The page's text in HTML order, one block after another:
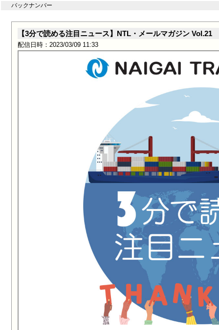
バックナンバー
【3分で読める注目ニュース】NTL・メールマガジン Vol.21
配信日時：2023/03/09 11:33